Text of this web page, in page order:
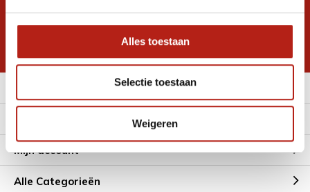
Alles toestaan
Selectie toestaan
Weigeren
Inschrijven voor
korting
* Lees hier de wettelijke beperkingen
Mijn account
Alle Categorieën